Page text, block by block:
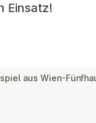
Einsatz!
aus Wien-